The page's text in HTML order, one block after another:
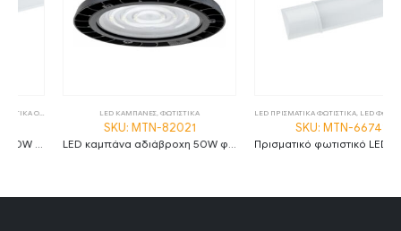
,ΦΩΤΙΣΤΙΚΑLED ΚΑΜΠΑΝΕΣ, ΦΩΤΙΣΤΙΚΑ
SKU: MTN-82021
LED καμπάνα αδιάβροχη 50W φυσικό λευκό 4500K 90° MTN-82021
LED ΠΡΙΣΜΑΤΙΚΑ ΦΩΤΙΣΤΙΚΑ, LED ΦΩΤΙΣΤΙΚΑ ΟΡΟΦΗΣ
SKU: MTN-66741
Πρισματικό φωτιστικό LED 20W 6000K ψυχρό λευκό 60cm IP20 MTN-66741